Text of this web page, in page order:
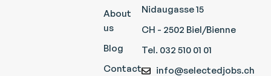
About
us
Blog
Contact
Nidaugasse 15
CH - 2502 Biel/Bienne
Tel. 032 510 01 01
info@selectedjobs.ch